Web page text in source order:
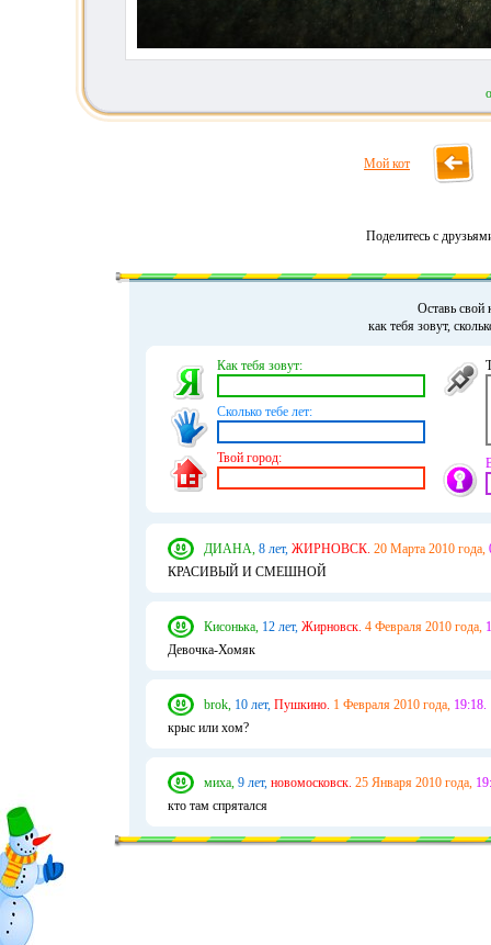
Мой кот
Поделитесь с
Оставь свой
как тебя зовут,
Как тебя зовут:
Сколько тебе лет:
Твой город:
ДИАНА, 8 лет, ЖИРНОВСК. 20 Марта 2010 года,
КРАСИВЫЙ И СМЕШНОЙ
Кисонька, 12 лет, Жирновск. 4 Февраля 2010 года,
Девочка-Хомяк
brok, 10 лет, Пушкино. 1 Февраля 2010 года, 19:18.
крыс или хом?
миха, 9 лет, новомосковск. 25 Января 2010 года,
кто там спрятался